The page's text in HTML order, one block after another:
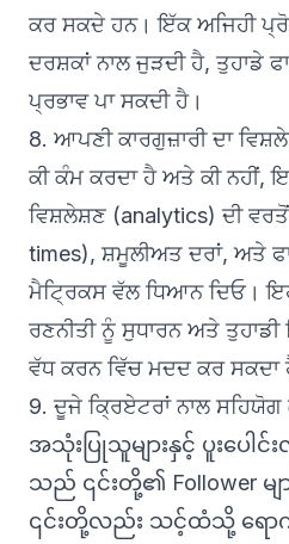
ਕਰ ਸਕਦੇ ਹਨ। ਇੱਕ ਅਜਿਹੀ
ਦਰਸ਼ਕਾਂ ਨਾਲ ਜੁੜਦੀ ਹੈ, ਤੁਹਾਡੇ
ਪ੍ਰਭਾਵ ਪਾ ਸਕਦੀ ਹੈ।
8. ਆਪਣੀ ਕਾਰਗੁਜ਼ਾਰੀ ਦਾ
ਕੀ ਕੰਮ ਕਰਦਾ ਹੈ ਅਤੇ ਕੀ
ਵਿਸ਼ਲੇਸ਼ਣ (analytics) ਦੀ
times), ਸ਼ਮੂਲੀਅਤ ਦਰਾਂ, ਅਤੇ
ਮੈਟ੍ਰਿਕਸ ਵੱਲ ਧਿਆਨ ਦਿਓ।
ਰਣਨੀਤੀ ਨੂੰ ਸੁਧਾਰਨ ਅਤੇ
ਵੱਧ ਕਰਨ ਵਿੱਚ ਮਦਦ ਕਰ ਸਕਦਾ
9. ਦੂਜੇ ਕ੍ਰਿਏਟਰਾਂ ਨਾਲ
အသုံးပြုသူများနှင့် ပူးပေါင်
သည် ၎င်းတို့၏ Follower မျ
၎င်းတို့လည်း သင့်ထံသို့ ရော